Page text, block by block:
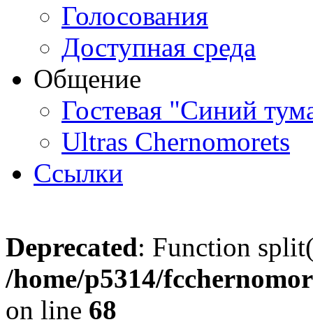
Голосования
Доступная среда
Общение
Гостевая "Синий
Ultras Chernomorets
Ссылки
Deprecated: Function
/home/p5314/
on line 68